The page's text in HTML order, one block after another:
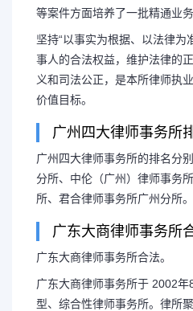
等案件方面培养了一批精通业
坚持“以事实为根据、以法律为
事人的合法权益，维护法律的
义和司法公正，是本所律师执
价值目标。
广州四大律师事务所
广州四大律师事务所的排名分
分所、中伦（广州）律师事务
所、君合律师事务所广州分所。
广东大商律师事务所
广东大商律师事务所合法。
广东大商律师事务所于 2002
型、综合性律师事务所。律所
长